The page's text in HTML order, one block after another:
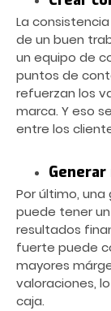
La
de un buen
un equipo de
puntos de
refuerzan los
marca. Y eso
entre los
Por último,
puede tener
resultados
fuerte puede
mayores
valoraciones,
caja.